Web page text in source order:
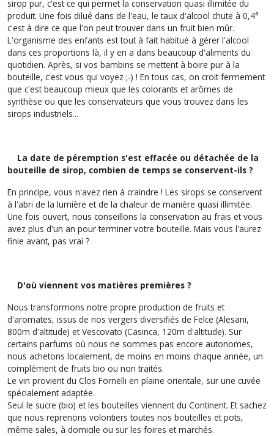
sirop pur, c'est ce qui permet la conservation quasi illimitée du
produit. Une fois dilué dans de l'eau, le taux d'alcool chute à 0,4°
c'est à dire ce que l'on peut trouver dans un fruit bien mûr.
L'organisme des enfants est tout à fait habitué à gérer l'alcool
dans ces proportions là, il y en a dans beaucoup d'aliments du
quotidien. Après, si vos bambins se mettent à boire pur à la
bouteille, c'est vous qui voyez ;-) ! En tous cas, on croit fermement
que c'est beaucoup mieux que les colorants et arômes de
synthèse ou que les conservateurs que vous trouvez dans les
sirops industriels...
La date de péremption s'est effacée ou détachée de la
bouteille de sirop, combien de temps se conservent-ils ?
En principe, vous n'avez rien à craindre ! Les sirops se conservent
à l'abri de la lumière et de la chaleur de manière quasi illimitée.
Une fois ouvert, nous conseillons la conservation au frais et vous
avez plus d'un an pour terminer votre bouteille. Mais vous l'aurez
finie avant, pas vrai ?
D'où viennent vos matières premières ?
Nous transformons notre propre production de fruits et
d'aromates, issus de nos vergers diversifiés de Felce (Alesani,
800m d'altitude) et Vescovato (Casinca, 120m d'altitude). Sur
certains parfums où nous ne sommes pas encore autonomes,
nous achetons localement, de moins en moins chaque année, un
complément de fruits bio ou non traités.
Le vin provient du Clos Fornelli en plaine orientale, sur une cuvée
spécialement adaptée.
Seul le sucre (bio) et les bouteilles viennent du Continent. Et sachez
que nous reprenons volontiers toutes nos bouteilles et pots,
même sales, à domicile ou sur les foires et marchés.